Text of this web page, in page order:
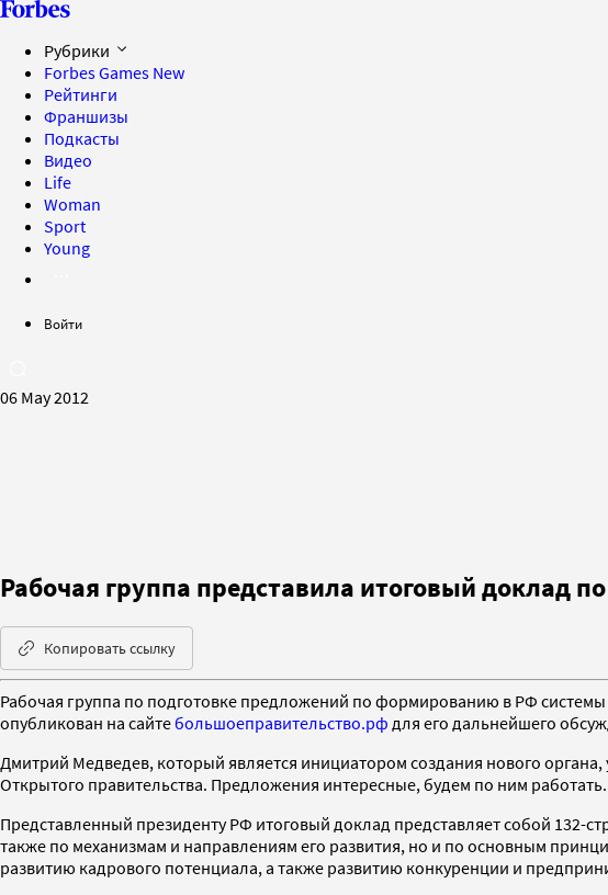
Рубрики
Forbes Games New
Рейтинги
Франшизы
Подкасты
Видео
Life
Woman
Sport
Young
Войти
06 May 2012
Рабочая группа представила итоговый доклад
Копировать ссылку
Рабочая группа по подготовке предложений по формированию в РФ
опубликован на сайтебольшоеправительство.рф для его дальнейшего
Дмитрий Медведев, который является инициатором создания нового
Открытого правительства. Предложения интересные, будем по ним
Представленный президенту РФ итоговый доклад представляет собой 132-
также по механизмам и направлениям его развития, но и по основным
развитию кадрового потенциала, а также развитию конкуренции и